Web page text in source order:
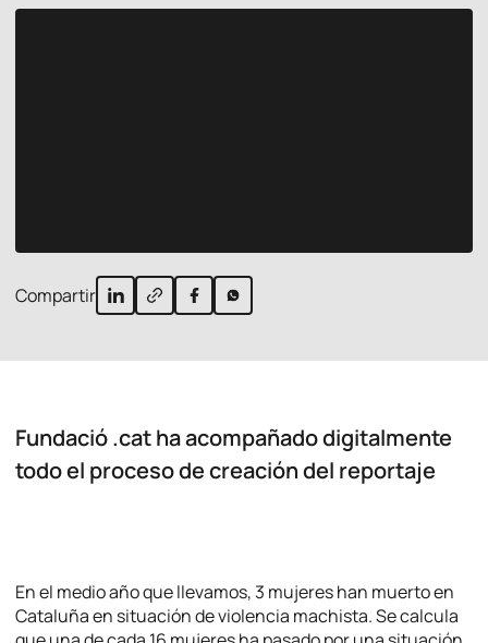
Compartir
Fundació .cat ha acompañado digitalmente
todo el proceso de creación del reportaje
En el medio año que llevamos, 3 mujeres han muerto en
Cataluña en situación de violencia machista. Se calcula